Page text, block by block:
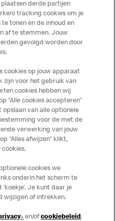
Meer over dit restaurant
McDonald's
Bezoek Restaurant pagina
derde partijen
tracking cookies om je
tonen en de inhoud en
af te stemmen. Jouw
gevolgd worden door
cookies op jouw apparaat
zijn voor het gebruik van
cookies hebben wij
“Alle cookies accepteren”
van alle optionele
voor de met de
verwerking van jouw
“Alles afwijzen” klikt,
cookies.
cookies we
onderin het scherm te
Je kunt daar je
wijzigen of intrekken.
en/ofcookiebeleid.